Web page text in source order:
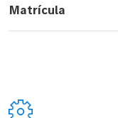
Matrícula